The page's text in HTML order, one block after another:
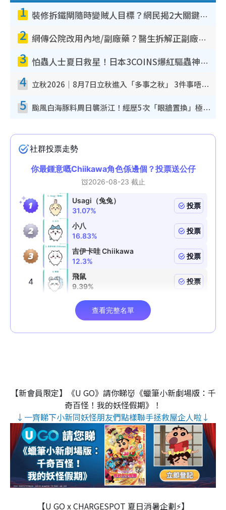
1 裝修拆鐵閘隨時變賊人目標？網民揭2大關鍵用途：裝新式等於白裝？附新舊鐵閘分別
2 網傳公院改用內地/副廠藥？醫生拆解正副廠分別 揭4類人換藥隨時出事
3 怕蟲人士夏日救星！日本3COINS爆紅驅蟲神器$45起 1招「全程免觸碰」輕鬆搞定小強
4 立秋2026｜8月7日立秋進入「多事之秋」 3件事唔做得！專家教6招開運 清枱頭／銀包納氣接好運
5 颱風白海豚料周日襲浙江！經歷5次「眼牆置換」極罕見 成登陸內地最長途颱風
【新會員限定】《U GO》請你睇👹《蠟筆小新劇場版：千
奇百怪！我的妖怪假期》！
↓一齊睇下小新同妖怪朋友們點樣聯手拯救屋企人啦↓
【U GO x CHARGESPOT 夏日消暑企劃⚡】